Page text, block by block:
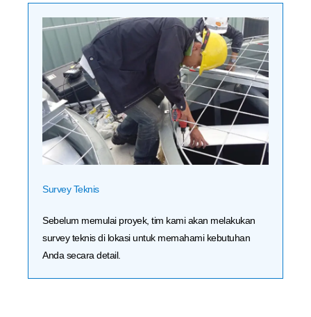
Survey Teknis
Sebelum memulai proyek, tim kami akan melakukan
survey teknis di lokasi untuk memahami kebutuhan
Anda secara detail.